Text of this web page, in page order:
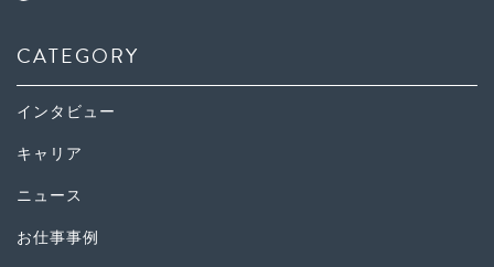
CATEGORY
インタビュー
キャリア
ニュース
お仕事事例